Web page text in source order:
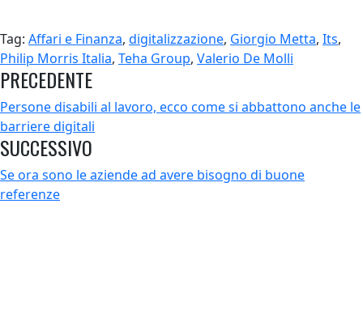
Tag: Affari e Finanza, digitalizzazione, Giorgio Metta, Its,
Philip Morris Italia, Teha Group, Valerio De Molli
PRECEDENTE
Persone disabili al lavoro, ecco come si abbattono anche le
barriere digitali
SUCCESSIVO
Se ora sono le aziende ad avere bisogno di buone
referenze